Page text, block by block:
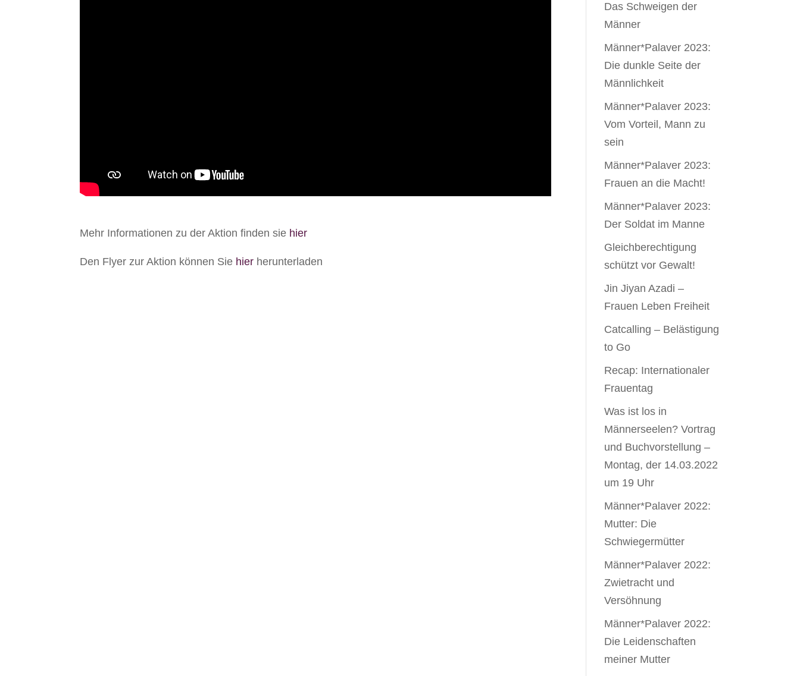
Mehr Informationen zu der Aktion finden sie hier
Den Flyer zur Aktion können Sie hier herunterladen
Das Schweigen der
Männer
Männer*Palaver 2023:
Die dunkle Seite der
Männlichkeit
Männer*Palaver 2023:
Vom Vorteil, Mann zu
sein
Männer*Palaver 2023:
Frauen an die Macht!
Männer*Palaver 2023:
Der Soldat im Manne
Gleichbe­rechtigung
schützt vor Gewalt!
Jin Jiyan Azadi –
Frauen Leben Freiheit
Catcalling – Belästigung
to Go
Recap: Internationaler
Frauentag
Was ist los in
Männerseelen? Vortrag
und Buchvorstellung –
Montag, der 14.03.2022
um 19 Uhr
Männer*Palaver 2022:
Mutter: Die
Schwiegermütter
Männer*Palaver 2022:
Zwietracht und
Versöhnung
Männer*Palaver 2022:
Die Leidenschaften
meiner Mutter